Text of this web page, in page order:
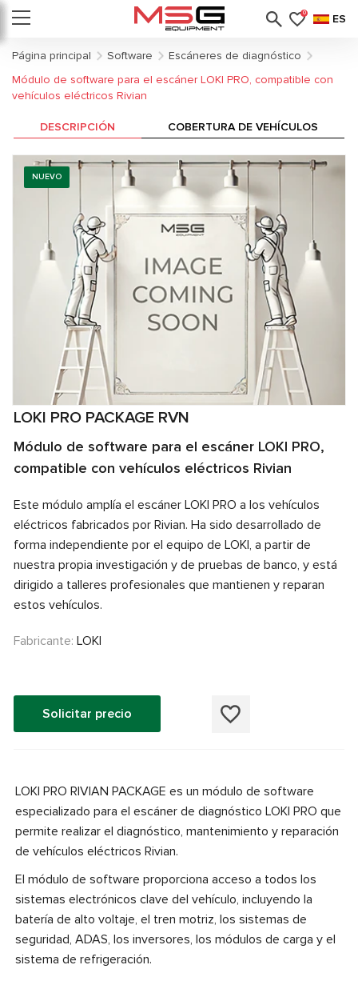
0 ES
Página principal Software
Escáneres de diagnóstico
Módulo de software para el escáner LOKI PRO, compatible con
vehículos eléctricos Rivian
NUEVO
LOKI PRO PACKAGE RVN
Módulo de software para el escáner LOKI PRO,
compatible con vehículos eléctricos Rivian
Este módulo amplía el escáner LOKI PRO a los vehículos
eléctricos fabricados por Rivian. Ha sido desarrollado de
forma independiente por el equipo de LOKI, a partir de
nuestra propia investigación y de pruebas de banco, y está
dirigido a talleres profesionales que mantienen y reparan
estos vehículos.
Fabricante: LOKI
Solicitar precio
DESCRIPCIÓN COBERTURA DE VEHÍCULOS
LOKI PRO RIVIAN PACKAGE es un módulo de software
especializado para el escáner de diagnóstico LOKI PRO que
permite realizar el diagnóstico, mantenimiento y reparación
de vehículos eléctricos Rivian.
El módulo de software proporciona acceso a todos los
sistemas electrónicos clave del vehículo, incluyendo la
batería de alto voltaje, el tren motriz, los sistemas de
seguridad, ADAS, los inversores, los módulos de carga y el
sistema de refrigeración.